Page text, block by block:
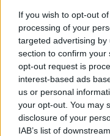
If you wish to opt-out
processing of your
targeted advertising
section to confirm your
opt-out request is
interest-based ads
us or personal
your opt-out. You may
disclosure of your
IAB’s list of
¿Cómo
Klebsiella
Debido a que los
ambientes
como la Facultad de
las siguientes
propagación de la